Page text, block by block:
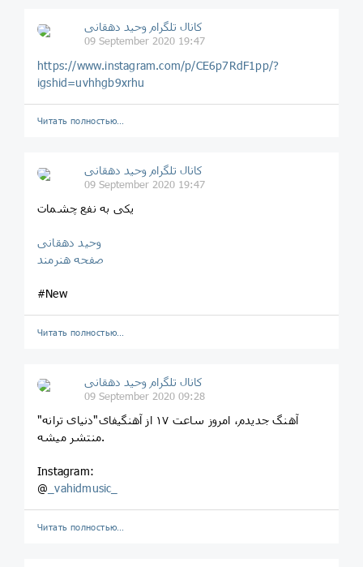
کانال تلگرام وحید دهقانی
09 September 2020 19:47
https://www.instagram.com/p/CE6p7RdF1pp/?
igshid=uvhhgb9xrhu
Читать полностью…
کانال تلگرام وحید دهقانی
09 September 2020 19:47
یکی به نفع چشمات
وحید دهقانی
صفحه هنرمند
#New
Читать полностью…
کانال تلگرام وحید دهقانی
09 September 2020 09:28
آهنگ جدیدم، امروز ساعت ۱۷ از آهنگیفای"دنیای ترانه"
منتشر میشه.
Instagram:
@ _vahidmusic_
Читать полностью…